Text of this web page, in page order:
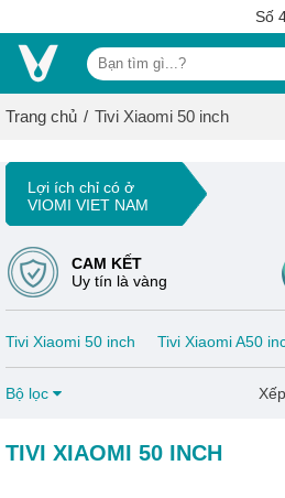
Số
Trang chủ Tivi Xiaomi 50 inch
Lợi ích chỉ có ở
VIOMI VIET NAM
CAM KẾT
Uy tín là vàng
Tivi Xiaomi 50 inch Tivi Xiaomi A50
Bộ lọc
TIVI XIAOMI 50 INCH